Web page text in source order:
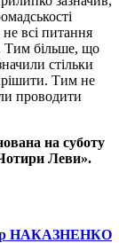
всі питання
Тим більше, що
стільки
Тим не
проводити
на суботу
Леви».
НАКАЗНЕНКО